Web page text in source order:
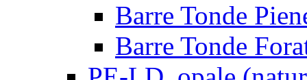
Barre Tonde
Barre Tonde